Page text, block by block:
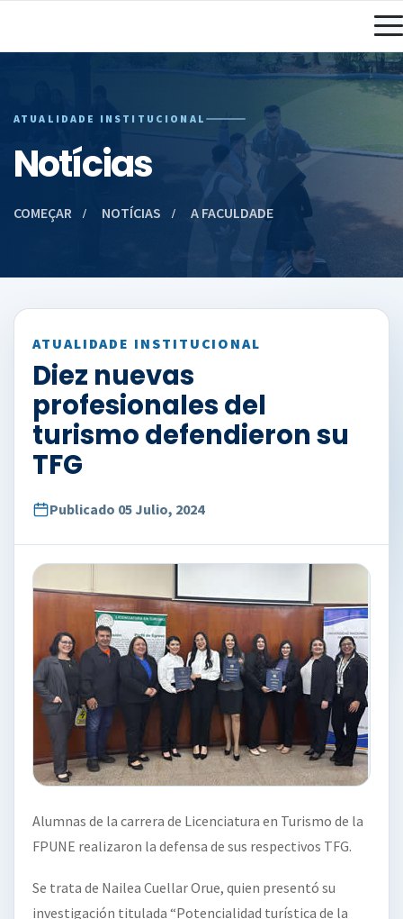
ATUALIDADE INSTITUCIONAL
Notícias
COMEÇAR NOTÍCIAS A FACULDADE
ATUALIDADE INSTITUCIONAL
Diez nuevas
profesionales del
turismo defendieron su
TFG
Publicado 05 Julio, 2024
Alumnas de la carrera de Licenciatura en Turismo de la
FPUNE realizaron la defensa de sus respectivos TFG.
Se trata de Nailea Cuellar Orue, quien presentó su
investigación titulada “Potencialidad turística de la